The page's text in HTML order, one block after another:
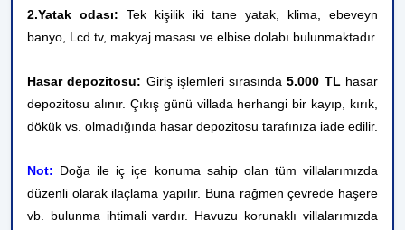
2.Yatak odası: Tek kişilik iki tane yatak
klima, ebeveyn
banyo, Lcd tv, makyaj masası ve elbise dolabı bulunmaktadır.
Hasar depozitosu: Giriş işlemleri sırasında5.000 TL hasar
depozitosu alınır. Çıkış günü villada herhangi bir kayıp, kırık,
dökük vs. olmadığında hasar depozitosu tarafınıza iade edilir.
Not: Doğa ile iç içe konuma sahip olan tüm villalarımızda
düzenli olarak ilaçlama yapılır. Buna rağmen çevrede haşere
vb. bulunma ihtimali vardır. Havuzu korunaklı villalarımızda